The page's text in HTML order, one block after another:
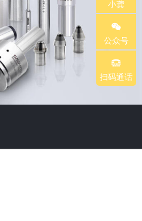
c
h
c
小龚
公众号
扫码通话